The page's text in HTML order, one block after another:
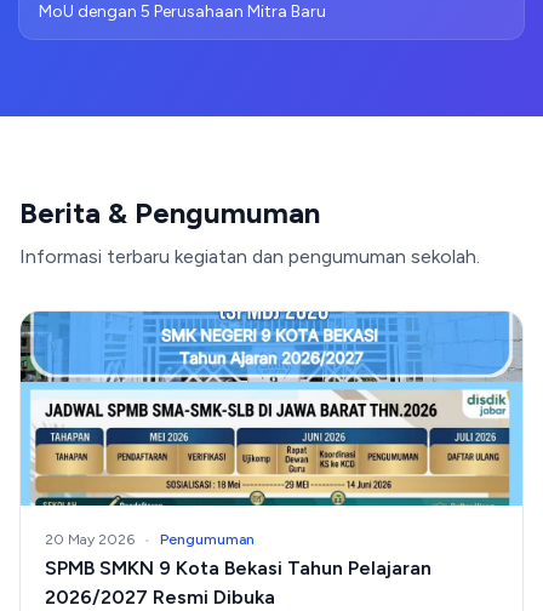
MoU dengan 5 Perusahaan Mitra Baru
Berita & Pengumuman
Informasi terbaru kegiatan dan pengumuman sekolah.
20 May 2026 • Pengumuman
SPMB SMKN 9 Kota Bekasi Tahun Pelajaran
2026/2027 Resmi Dibuka